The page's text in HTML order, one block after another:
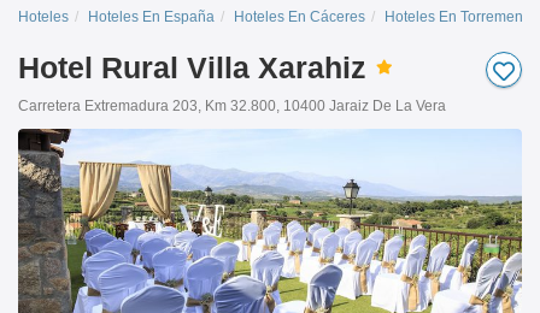
Hoteles Hoteles En España Hoteles En Cáceres Hoteles En Torremenga
Hotel Rural Villa Xarahiz
Carretera Extremadura 203, Km 32.800, 10400 Jaraiz De La Vera